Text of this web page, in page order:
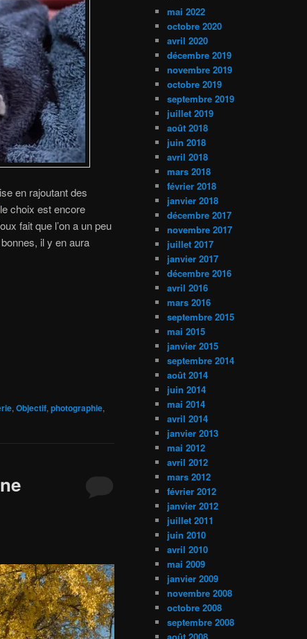
en rajoutant des
choix est encore
fait que l’on a un peu
il y en aura
, Objectif, photographie,
mai 2022
octobre 2020
avril 2020
décembre 2019
novembre 2019
octobre 2019
septembre 2019
juillet 2019
août 2018
juin 2018
avril 2018
mars 2018
février 2018
janvier 2018
décembre 2017
novembre 2017
juillet 2017
janvier 2017
décembre 2016
avril 2016
mars 2016
septembre 2015
mai 2015
janvier 2015
septembre 2014
août 2014
juin 2014
mai 2014
avril 2014
janvier 2013
mai 2012
avril 2012
mars 2012
février 2012
janvier 2012
juillet 2011
juin 2010
avril 2010
mai 2009
janvier 2009
novembre 2008
octobre 2008
septembre 2008